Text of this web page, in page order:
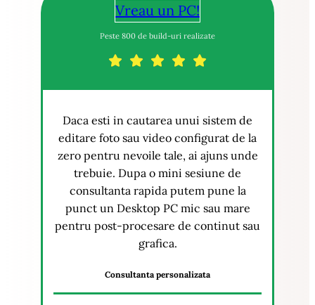
Vreau un PC!
Peste 800 de build-uri realizate
Daca esti in cautarea unui sistem de
editare foto sau video configurat de la
zero pentru nevoile tale, ai ajuns unde
trebuie. Dupa o mini sesiune de
consultanta rapida putem pune la
punct un Desktop PC mic sau mare
pentru post-procesare de continut sau
grafica.
Consultanta personalizata